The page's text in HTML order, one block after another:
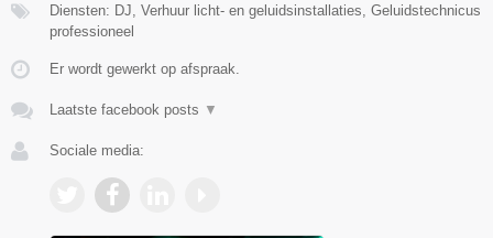
Diensten: DJ, Verhuur licht- en geluidsinstallaties, Geluidstechnicus
professioneel
Er wordt gewerkt op afspraak.
Laatste facebook posts ▼
Sociale media: